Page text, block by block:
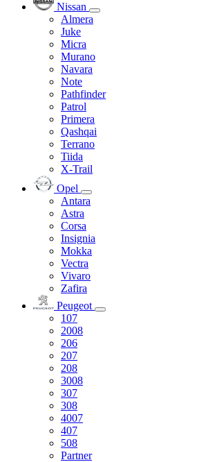
Nissan
Almera
Juke
Micra
Murano
Navara
Note
Pathfinder
Patrol
Primera
Qashqai
Terrano
Tiida
X-Trail
Opel
Antara
Astra
Corsa
Insignia
Mokka
Vectra
Vivaro
Zafira
Peugeot
107
2008
206
207
208
3008
307
308
4007
407
508
Partner